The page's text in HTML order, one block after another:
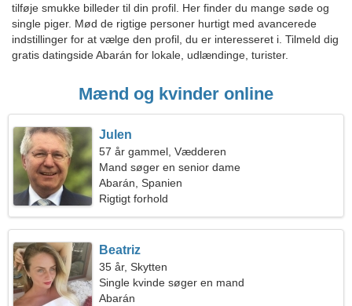
tilføje smukke billeder til din profil. Her finder du mange søde og
single piger. Mød de rigtige personer hurtigt med avancerede
indstillinger for at vælge den profil, du er interesseret i. Tilmeld dig
gratis datingside Abarán for lokale, udlændinge, turister.
Mænd og kvinder online
Julen
57 år gammel, Vædderen
Mand søger en senior dame
Abarán, Spanien
Rigtigt forhold
Beatriz
35 år, Skytten
Single kvinde søger en mand
Abarán